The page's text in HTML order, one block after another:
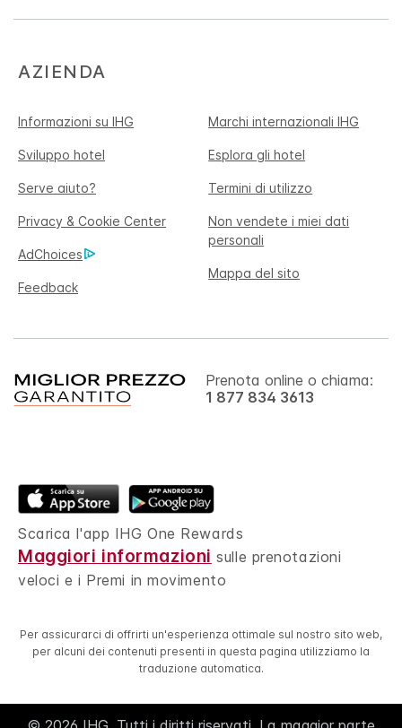
AZIENDA
Informazioni su IHG Marchi internazionali IHG
Sviluppo hotel Esplora gli hotel
Serve aiuto? Termini di utilizzo
Privacy & Cookie Center
Non vendete i miei dati
personali
AdChoices
Mappa del sito
Feedback
Prenota online o chiama:
1 877 834 3613
Scarica l'app IHG One Rewards
Maggiori informazioni sulle prenotazioni
veloci e i Premi in movimento
Per assicurarci di offrirti un'esperienza ottimale sul nostro sito web,
per alcuni dei contenuti presenti in questa pagina utilizziamo la
traduzione automatica.